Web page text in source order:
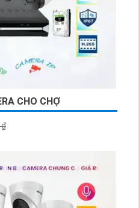
chất lượng cao. Họ cung
có thể lựa chọn tùy theo
nhà xưởng lớn hay nhỏ,
pháp phù hợp để ☣️Bảo Đảm
xưởng dahua, bạn có thể
CHO CHỢ